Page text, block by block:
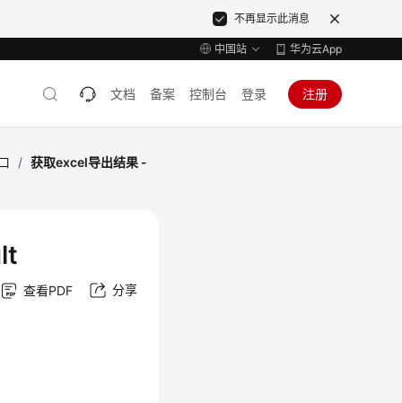
不再显示此消息
中国站 华为云App
文档 备案 控制台 登录 注册
/ 获取excel导出结果 -
查看PDF 分享